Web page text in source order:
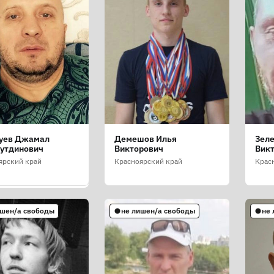
Александр
край
Джамал
край
Демешов Илья
Викторович
Красноярский край
а свободы
а свободы не лишен/а свободы не